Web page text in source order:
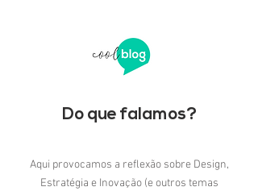
Do que falamos?
Aqui provocamos a reflexão sobre Design,
Estratégia e Inovação (e outros temas